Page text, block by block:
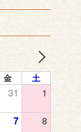
金 土
31 1
7 8